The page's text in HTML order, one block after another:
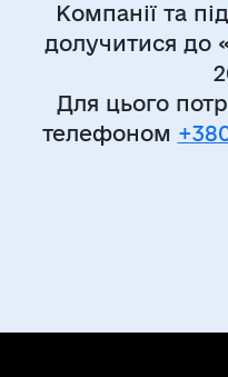
Компанії та
долучитися до
Для цього
телефоном